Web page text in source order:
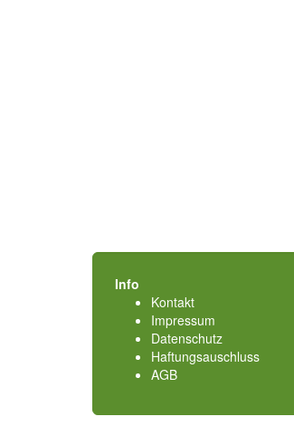
Info
Kontakt
Impressum
Datenschutz
Haftungsauschluss
AGB